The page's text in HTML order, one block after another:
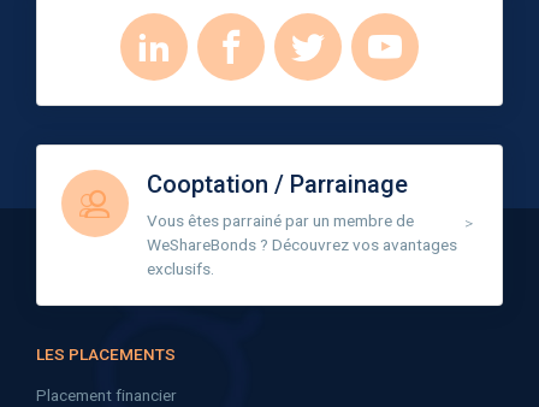
Cooptation / Parrainage
Vous êtes parrainé par un membre de
WeShareBonds ? Découvrez vos avantages
exclusifs.
LES PLACEMENTS
Placement financier